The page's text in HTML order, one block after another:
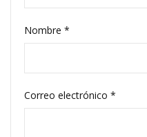
Nombre *
Correo electrónico *